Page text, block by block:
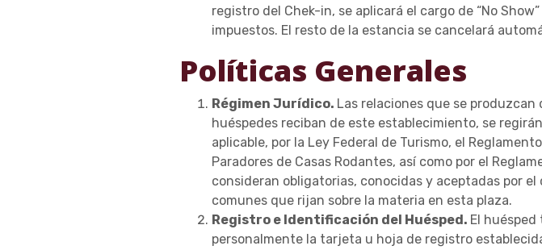
registro del Chek-in, se aplicará el cargo de “No
impuestos. El resto de la estancia se cancelará
Políticas Generales
Régimen Jurídico. Las relaciones que se
huéspedes reciban de este establecimiento, se
aplicable, por la Ley Federal de Turismo, el
Paradores de Casas Rodantes, así como por el
consideran obligatorias, conocidas y aceptadas por
comunes que rijan sobre la materia en esta plaza.
Registro e Identificación del Huésped. El
personalmente la tarjeta u hoja de registro